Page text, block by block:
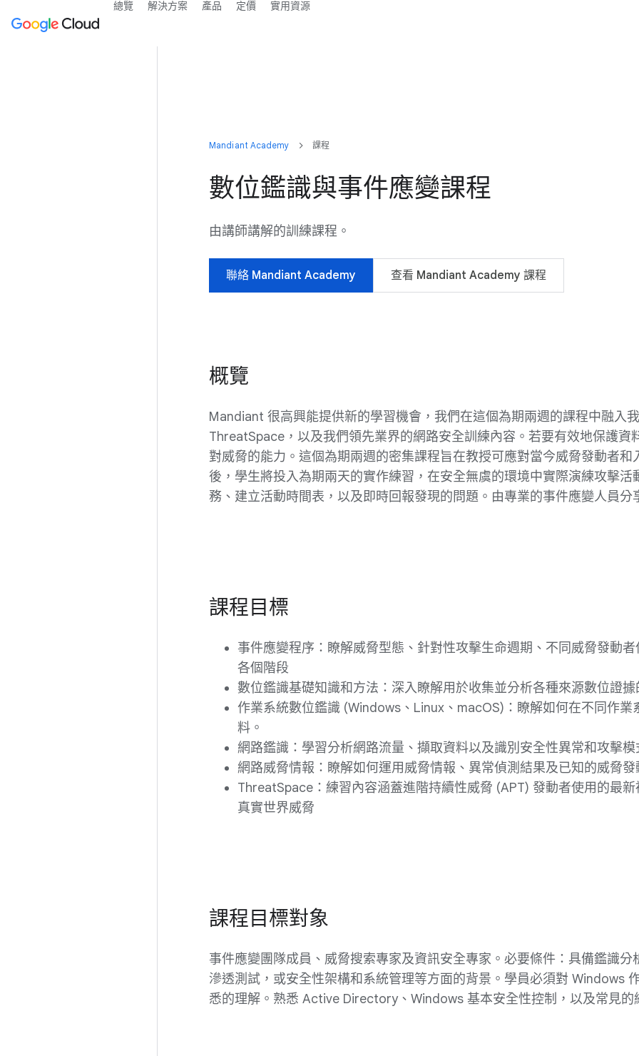
Mandiant Academy 課程
數位鑑識與事件應變課程
由講師講解的訓練課程。
聯絡 Mandiant Academy 查看 Mandiant Academy 課程
概覽
Mandiant 很高興能提供新的學習機會，我們在這個為期兩週的課程中融入
ThreatSpace，以及我們領先業界的網路安全訓練內容。若要有效地保護
對威脅的能力。這個為期兩週的密集課程旨在教授可應對當今威脅發動者
後，學生將投入為期兩天的實作練習，在安全無虞的環境中實際演練攻擊
務、建立活動時間表，以及即時回報發現的問題。由專業的事件應變人員分
課程目標
事件應變程序：瞭解威脅型態、針對性攻擊生命週期、不同威脅發動
各個階段
數位鑑識基礎知識和方法：深入瞭解用於收集並分析各種來源數位證
作業系統數位鑑識 (Windows、Linux、macOS)：瞭解如何在不同作
料。
網路鑑識：學習分析網路流量、擷取資料以及識別安全性異常和攻擊
網路威脅情報：瞭解如何運用威脅情報、異常偵測結果及已知的威脅
ThreatSpace：練習內容涵蓋進階持續性威脅 (APT) 發動者使用的最
真實世界威脅
課程目標對象
事件應變團隊成員、威脅搜索專家及資訊安全專家。必要條件：具備鑑識
滲透測試，或安全性架構和系統管理等方面的背景。學員必須對 Windows
悉的理解。熟悉 Active Directory、Windows 基本安全性控制，以及常見的
總覽 解決方案 產品 定價 實用資源